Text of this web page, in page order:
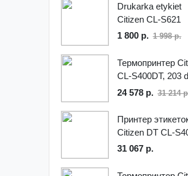
Drukarka etykiet
Citizen CL-S621
1 800 р. 1 998 р.
Термопринтер
CL-S400DT, 203
серый, RS232,
24 578 р. 31 214
Принтер
Citizen DT CL-
31 067 р.